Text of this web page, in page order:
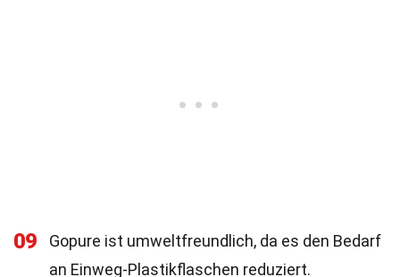
09
Gopure ist umweltfreundlich, da es den Bedarf
an Einweg-Plastikflaschen reduziert.